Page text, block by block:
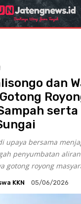
dan
serta
upaya bersama
penyumbatan
gotong royong
KKN 05/06/2026